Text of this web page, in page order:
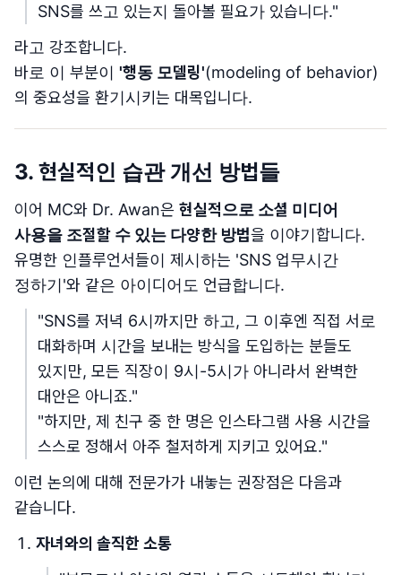
SNS를 쓰고 있는지 돌아볼 필요가 있습니다."
라고 강조합니다.
바로 이 부분이 '행동 모델링'(modeling of behavior)
의 중요성을 환기시키는 대목입니다.
3. 현실적인 습관 개선 방법들
이어 MC와 Dr. Awan은 현실적으로 소셜 미디어
사용을 조절할 수 있는 다양한 방법을 이야기합니다.
유명한 인플루언서들이 제시하는 'SNS 업무시간
정하기'와 같은 아이디어도 언급합니다.
"SNS를 저녁 6시까지만 하고, 그 이후엔 직접 서로
대화하며 시간을 보내는 방식을 도입하는 분들도
있지만, 모든 직장이 9시-5시가 아니라서 완벽한
대안은 아니죠."
"하지만, 제 친구 중 한 명은 인스타그램 사용 시간을
스스로 정해서 아주 철저하게 지키고 있어요."
이런 논의에 대해 전문가가 내놓는 권장점은 다음과
같습니다.
자녀와의 솔직한 소통